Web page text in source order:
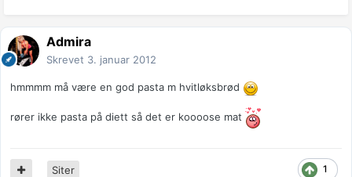
Admira
Skrevet 3. januar 2012
hmmmm må være en god pasta m hvitløksbrød
rører ikke pasta på diett så det er koooose mat
1
Siter